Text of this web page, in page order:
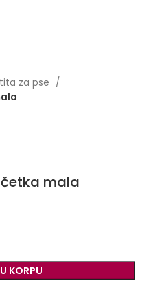
za pse
četka mala
KORPU